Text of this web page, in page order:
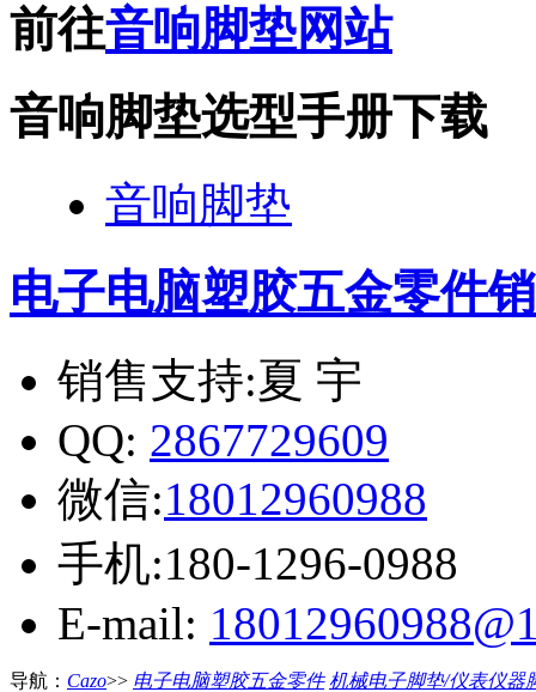
前往音响脚垫网站
音响脚垫选型手册下载
音响脚垫
电子电脑塑胶五金零件
销售支持:夏 宇
QQ: 2867729609
微信:18012960988
手机:180-1296-0988
E-mail:
导航： Cazo>> 电子电脑塑胶五金零件 机械电子脚垫/仪表仪器